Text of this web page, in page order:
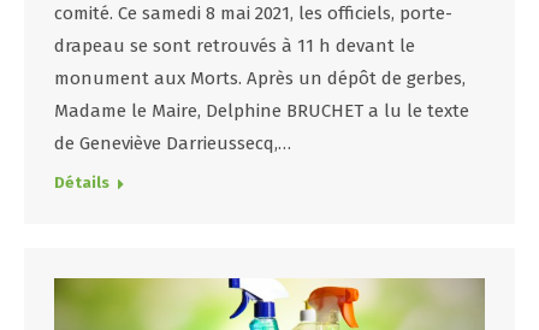
comité. Ce samedi 8 mai 2021, les officiels, porte-
drapeau se sont retrouvés à 11 h devant le
monument aux Morts. Après un dépôt de gerbes,
Madame le Maire, Delphine BRUCHET a lu le texte
de Geneviève Darrieussecq,…
Détails